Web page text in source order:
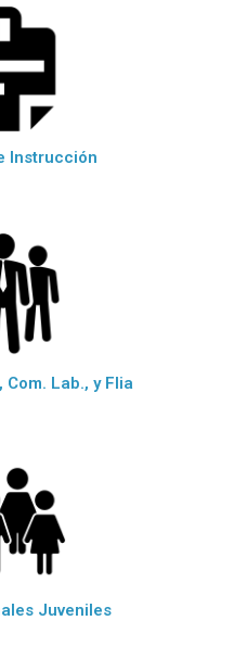
Instrucción
Lab., y Flia
Juveniles